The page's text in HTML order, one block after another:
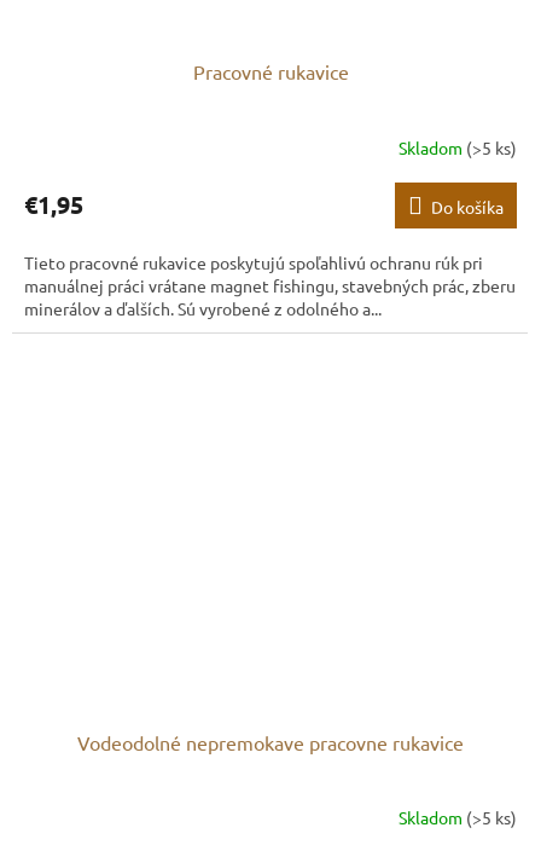
Pracovné rukavice
Skladom (>5 ks)
€1,95 Do košíka
Tieto pracovné rukavice poskytujú spoľahlivú ochranu rúk pri
manuálnej práci vrátane magnet fishingu, stavebných prác, zberu
minerálov a ďalších. Sú vyrobené z odolného a...
Vodeodolné nepremokave pracovne rukavice
Skladom (>5 ks)